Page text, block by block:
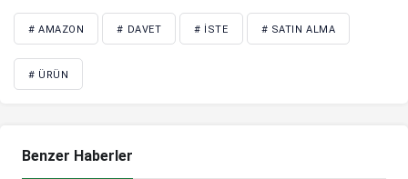
# AMAZON # DAVET # İSTE # SATIN ALMA
# ÜRÜN
Benzer Haberler